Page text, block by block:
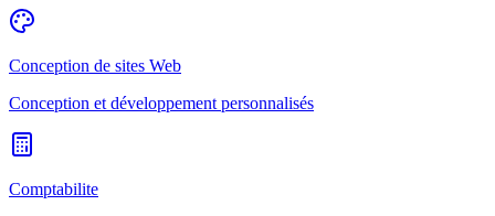
Conception de sites Web
Conception et développement personnalisés
Comptabilite